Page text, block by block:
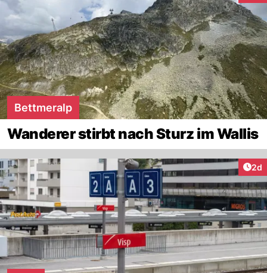
Bettmeralp
Wanderer stirbt nach Sturz im Wallis
2d